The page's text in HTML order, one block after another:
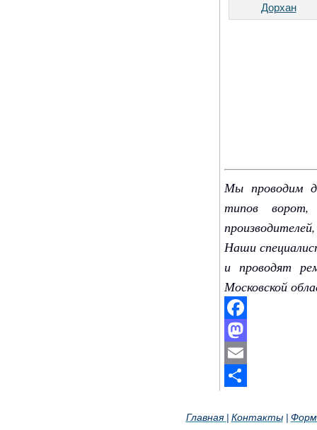
Дорхан
Мы проводим
типов ворот,
Наши
и проводят
Московской
Facebook
Mastodon
Email
Главная Контакты|